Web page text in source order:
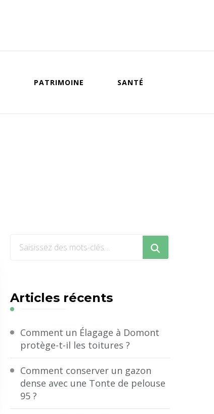
PATRIMOINE SANTÉ
Vous
?
Articles récents
Comment un Élagage à Domont
protège-t-il les toitures ?
Comment conserver un gazon
dense avec une Tonte de pelouse
95 ?